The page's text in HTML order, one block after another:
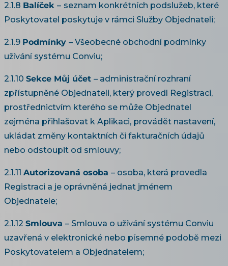
2.1.8 Balíček – seznam konkrétních podslužeb, které
Poskytovatel poskytuje v rámci Služby Objednateli;
2.1.9 Podmínky – Všeobecné obchodní podmínky
užívání systému Conviu;
2.1.10 Sekce Můj účet – administrační rozhraní
zpřístupněné Objednateli, který provedl Registraci,
prostřednictvím kterého se může Objednatel
zejména přihlašovat k Aplikaci, provádět nastavení,
ukládat změny kontaktních či fakturačních údajů
nebo odstoupit od smlouvy;
2.1.11 Autorizovaná osoba – osoba, která provedla
Registraci a je oprávněná jednat jménem
Objednatele;
2.1.12 Smlouva – Smlouva o užívání systému Conviu
uzavřená v elektronické nebo písemné podobě mezi
Poskytovatelem a Objednatelem;